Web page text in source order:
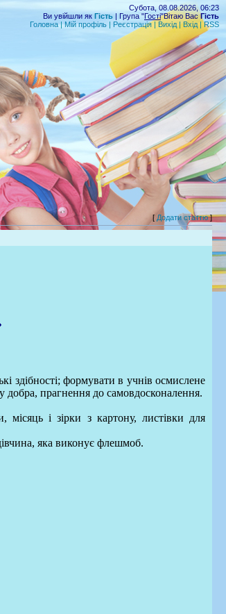
Субота, 08.08.2026, 06:23
Ви увійшли як Гість | Група "Гості"Вітаю ВасГість
Головна|Мій профіль | Реєстрація| Вихід|Вхід |RSS
[ Додати статтю]
здібності; формувати в учнів осмислене
добра, прагнення до самовдосконалення.
місяць і зірки з картону, листівки для
яка виконує флешмоб.